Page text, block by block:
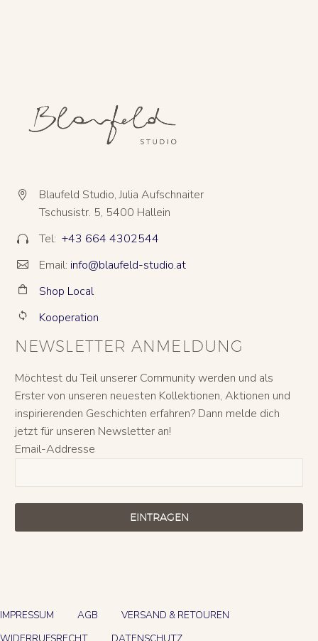


Blaufeld Studio, Julia Aufschnaiter
Tschusistr. 5, 5400 Hallein

 Tel: +43 664 4302544

 Email: info@blaufeld-studio.at

 Shop Local

 Kooperation
NEWSLETTER ANMELDUNG
Möchtest du Teil unserer Community werden und als
Erster von unseren neuesten Kollektionen, Aktionen und
inspirierenden Geschichten erfahren? Dann melde dich
jetzt für unseren Newsletter an!
Email-Addresse
EINTRAGEN
IMPRESSUM AGB
VERSAND & RETOUREN
WIDERRUFSRECHT
DATENSCHUTZ